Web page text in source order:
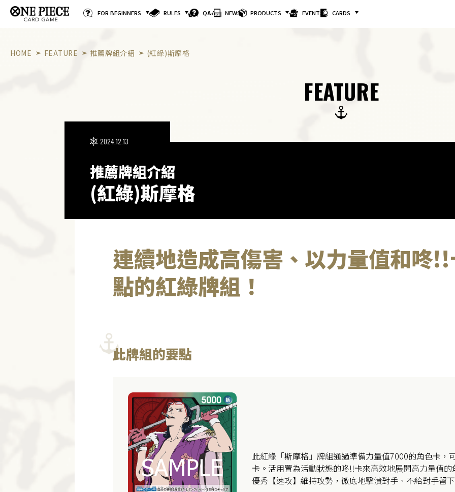
FOR BEGINNERS RULES Q&A NEWS PRODUCTS EVENTS CARDS
HOME FEATURE 推薦牌組介紹 (紅綠)斯摩格
FEATURE
推薦牌組介紹
(紅綠)斯摩格
2024.12.13
連續地造成高傷害、以力量值和咚
點的紅綠牌組！
此牌組的要點
此紅綠「斯摩格」牌組通過準備力量值7000的角色卡，
卡。活用置為活動狀態的咚!!卡來高效地展開高力量值
優秀【速攻】維持攻勢，徹底地擊潰對手、不給對手留